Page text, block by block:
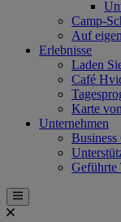
Camp-
Auf
Erlebnisse
Laden
Café
Karte
Unternehmen
Geführte